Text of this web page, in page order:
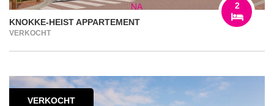
KNOKKE-HEIST APPARTEMENT
VERKOCHT
2
VERKOCHT